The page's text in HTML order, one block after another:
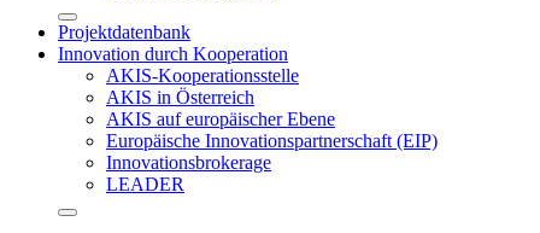
Projektdatenbank
Innovation durch Kooperation
AKIS-Kooperationsstelle
AKIS in Österreich
AKIS auf europäischer Ebene
Europäische Innovationspartnerschaft (EIP)
Innovationsbrokerage
LEADER